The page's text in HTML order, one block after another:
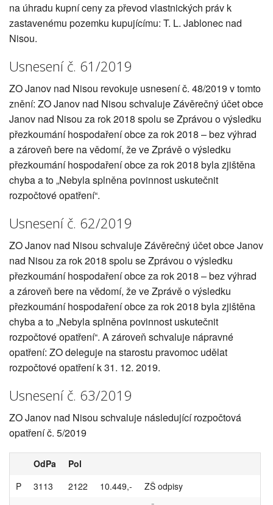
na úhradu kupní ceny za převod vlastnických práv k
zastavenému pozemku kupujícímu: T. L. Jablonec nad
Nisou.
Usnesení č. 61/2019
ZO Janov nad Nisou revokuje usnesení č. 48/2019 v tomto
znění: ZO Janov nad Nisou schvaluje Závěrečný účet obce
Janov nad Nisou za rok 2018 spolu se Zprávou o výsledku
přezkoumání hospodaření obce za rok 2018 – bez výhrad
a zároveň bere na vědomí, že ve Zprávě o výsledku
přezkoumání hospodaření obce za rok 2018 byla zjištěna
chyba a to „Nebyla splněna povinnost uskutečnit
rozpočtové opatření“.
Usnesení č. 62/2019
ZO Janov nad Nisou schvaluje Závěrečný účet obce Janov
nad Nisou za rok 2018 spolu se Zprávou o výsledku
přezkoumání hospodaření obce za rok 2018 – bez výhrad
a zároveň bere na vědomí, že ve Zprávě o výsledku
přezkoumání hospodaření obce za rok 2018 byla zjištěna
chyba a to „Nebyla splněna povinnost uskutečnit
rozpočtové opatření“. A zároveň schvaluje nápravné
opatření: ZO deleguje na starostu pravomoc udělat
rozpočtové opatření k 31. 12. 2019.
Usnesení č. 63/2019
ZO Janov nad Nisou schvaluje následující rozpočtová
opatření č. 5/2019
OdPa
Pol
P
3113 2122 10.449,-
ZŠ odpisy